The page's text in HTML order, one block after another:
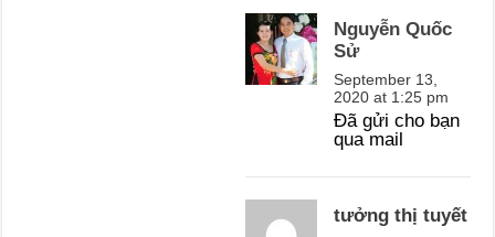
Nguyễn Quốc
Sử
September 13,
2020 at 1:25 pm
Đã gửi cho bạn
qua mail
tưởng thị tuyết